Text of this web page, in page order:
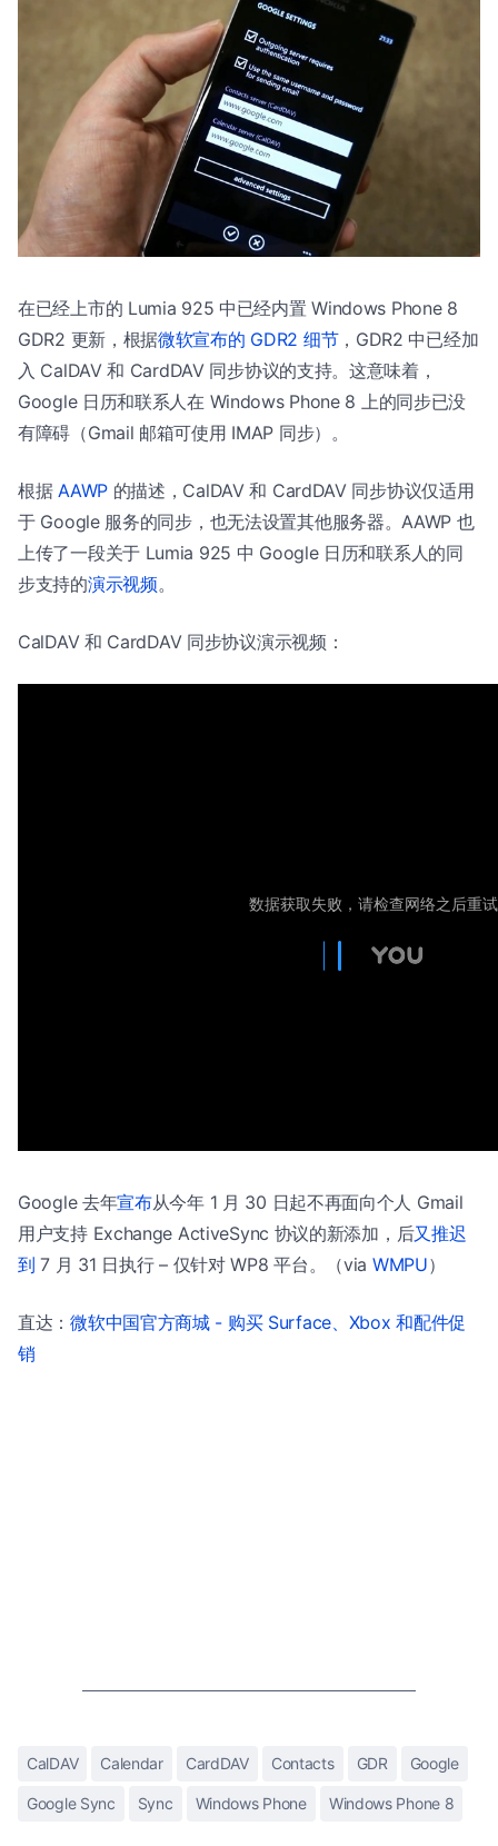
在已经上市的 Lumia 925 中已经内置 Windows Phone 8
GDR2 更新，根据微软宣布的 GDR2 细节，GDR2 中已经加
入 CalDAV 和 CardDAV 同步协议的支持。这意味着，
Google 日历和联系人在 Windows Phone 8 上的同步已没
有障碍（Gmail 邮箱可使用 IMAP 同步）。
根据AAWP的描述，CalDAV 和 CardDAV 同步协议仅适用
于 Google 服务的同步，也无法设置其他服务器。AAWP 也
上传了一段关于 Lumia 925 中 Google 日历和联系人的同
步支持的演示视频。
CalDAV 和 CardDAV 同步协议演示视频：
Google 去年宣布从今年 1 月 30 日起不再面向个人 Gmail
用户支持 Exchange ActiveSync 协议的新添加，后又推迟
到 7 月 31 日执行 – 仅针对 WP8 平台。（via WMPU）
直达：微软中国官方商城 - 购买 Surface、Xbox 和配件促
销
CalDAV Calendar CardDAV Contacts GDR Google
Google Sync Sync Windows Phone Windows Phone 8